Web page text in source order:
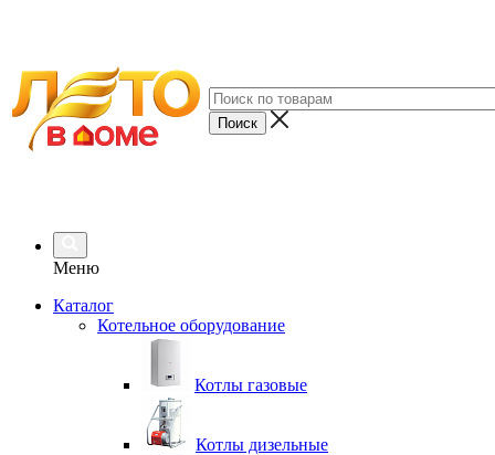
Меню
Каталог
Котельное оборудование
Котлы газовые
Котлы дизельные